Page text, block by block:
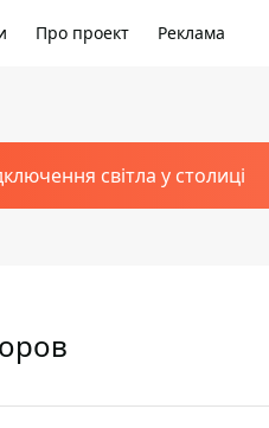
Про проект Реклама
світла у столиці